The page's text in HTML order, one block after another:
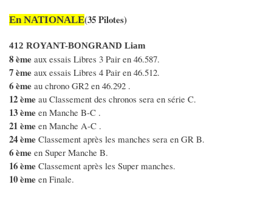
En NATIONALE(35 Pilotes)
412 ROYANT-BONGRAND Liam
8 ème aux essais Libres 3 Pair en 46.587.
7 ème aux essais Libres 4 Pair en 46.512.
6 ème au chrono GR2 en 46.292 .
12 ème au Classement des chronos sera en série C.
13 ème en Manche B-C .
21 ème en Manche A-C .
24 ème Classement après les manches sera en GR B.
6 ème en Super Manche B.
16 ème Classement après les Super manches.
10 ème en Finale.